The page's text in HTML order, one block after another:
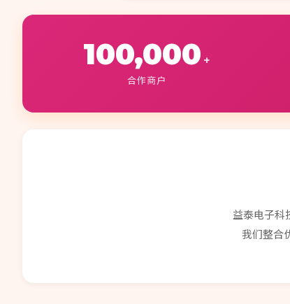
100,000 +
合作商户
益泰电子科
我们整合